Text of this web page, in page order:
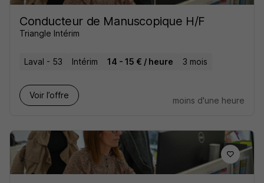
Conducteur de Manuscopique H/F
Triangle Intérim
Laval - 53 Intérim 14 - 15 € / heure 3 mois
Voir l’offre
moins d'une heure